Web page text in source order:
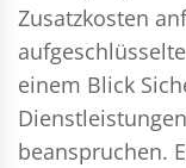
Zusatzkosten
einem Blick
beanspruchen.